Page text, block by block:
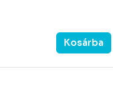
Kosárba